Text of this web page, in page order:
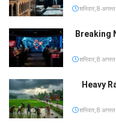
शनिवार, 8
Breaking
शनिवार, 8
Heavy
शनिवार, 8